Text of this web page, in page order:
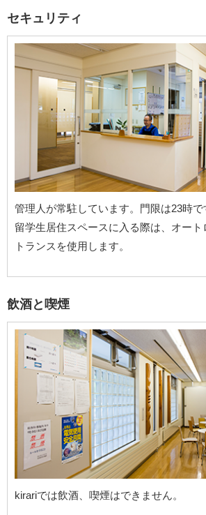
セキュリティ
管理人が常駐しています。門限は23時で
留学生居住スペースに入る際は、オー
トランスを使用します。
飲酒と喫煙
kirariでは飲酒、喫煙はできません。